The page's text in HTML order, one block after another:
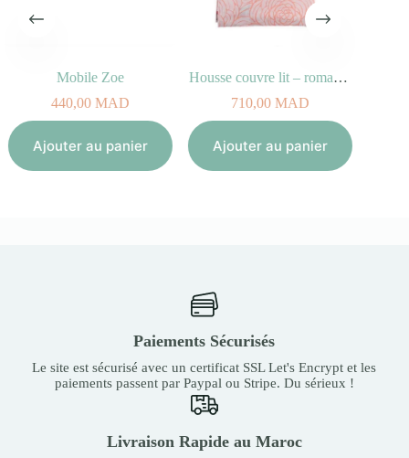
Mobile Zoe
440,00MAD
Ajouter au panier
Housse couvre lit – romance
710,00MAD
Ajouter au panier
Paiements Sécurisés
Le site est sécurisé avec un certificat SSL Let's Encrypt et les
paiements passent par Paypal ou Stripe. Du sérieux !
Livraison Rapide au Maroc